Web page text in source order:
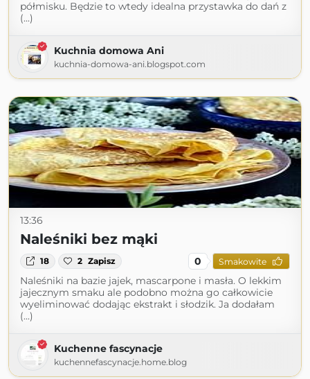
półmisku. Będzie to wtedy idealna przystawka do dań z
(...)
Kuchnia domowa Ani
kuchnia-domowa-ani.blogspot.com
13:36
Naleśniki bez mąki
18 2 Zapisz 0 Smakowite
Naleśniki na bazie jajek, mascarpone i masła. O lekkim
jajecznym smaku ale podobno można go całkowicie
wyeliminować dodając ekstrakt i słodzik. Ja dodałam
(...)
Kuchenne fascynacje
kuchennefascynacje.home.blog